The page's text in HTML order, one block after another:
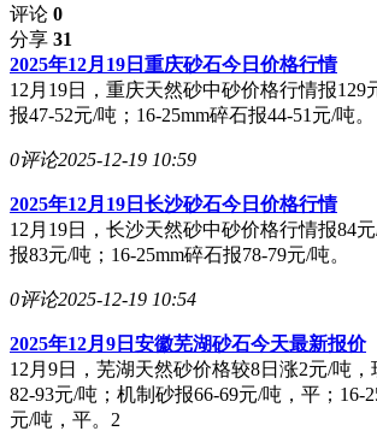
评论 0
分享 31
2025年12月19日重庆砂石今日价格行情
12月19日，重庆天然砂中砂价格行情报129
报47-52元/吨；16-25mm碎石报44-51元/吨。
0评论2025-12-19 10:59
2025年12月19日长沙砂石今日价格行情
12月19日，长沙天然砂中砂价格行情报84
报83元/吨；16-25mm碎石报78-79元/吨。
0评论2025-12-19 10:54
2025年12月9日安徽芜湖砂石今天最新报价
12月9日，芜湖天然砂价格较8日涨2元/吨
82-93元/吨；机制砂报66-69元/吨，平；16-
元/吨，平。2